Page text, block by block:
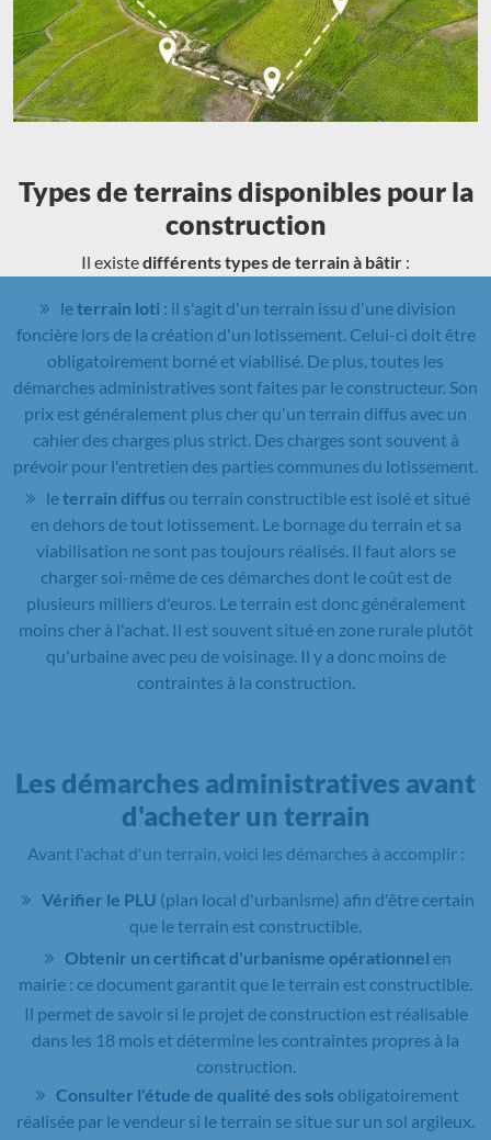
Types de terrains disponibles pour la
construction
Il existedifférents types de terrain à bâtir :
leterrain loti : il s'agit d'un terrain issu d'une division
foncière lors de la création d'un lotissement. Celui-ci doit être
obligatoirement borné et viabilisé. De plus, toutes les
démarches administratives sont faites par le constructeur. Son
prix est généralement plus cher qu'un terrain diffus avec un
cahier des charges plus strict. Des charges sont souvent à
prévoir pour l'entretien des parties communes du lotissement.
leterrain diffusou terrain constructible est isolé et situé
en dehors de tout lotissement. Le bornage du terrain et sa
viabilisation ne sont pas toujours réalisés. Il faut alors se
charger soi-même de ces démarches dont le coût est de
plusieurs milliers d'euros. Le terrain est donc généralement
moins cher à l'achat. Il est souvent situé en zone rurale plutôt
qu'urbaine avec peu de voisinage. Il y a donc moins de
contraintes à la construction.
Les démarches administratives avant
d'acheter un terrain
Avant l'achat d'un terrain, voici les démarches à accomplir :
Vérifier le PLU (plan local d'urbanisme) afin d'être certain
que le terrain est constructible.
Obtenir un certificat d'urbanisme opérationnel en
mairie : ce document garantit que le terrain est constructible.
Il permet de savoir si le projet de construction est réalisable
dans les 18 mois et détermine les contraintes propres à la
construction.
Consulter l'étude de qualité des sols obligatoirement
réalisée par le vendeur si le terrain se situe sur un sol argileux.